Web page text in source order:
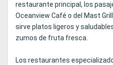
restaurante principal, los
Oceanview Café o del Mast
sirve platos ligeros y
zumos de fruta fresca.
Los restaurantes